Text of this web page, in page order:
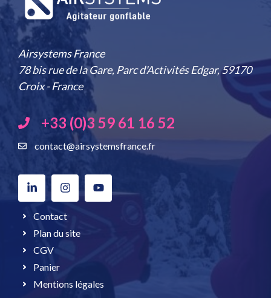
Airsystems France
78 bis rue de la Gare, Parc d'Activités Edgar, 59170
Croix - France
+33 (0)3 59 61 16 52
contact@airsystemsfrance.fr
Contact
Plan du site
CGV
Panier
Mentions légales